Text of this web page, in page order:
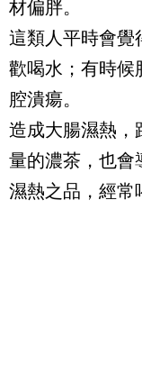
材偏胖。
這類人平時會覺
歡喝水；有時候
腔潰瘍。
造成大腸濕熱，
量的濃茶，也會
濕熱之品，經常